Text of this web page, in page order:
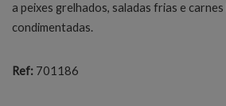
a peixes grelhados, saladas frias e
condimentadas.
Ref: 701186